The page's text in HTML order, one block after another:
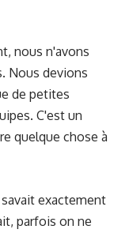
nous n'avons
Nous devions
de petites
C'est un
quelque chose à
savait exactement
parfois on ne